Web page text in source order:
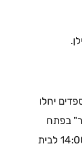
מחר, יום ג' 28.4. ההספדים יחלו
בפתח
תקווה, ומשם ימשיך מסע הלוויה בשעה 14:00 לבית